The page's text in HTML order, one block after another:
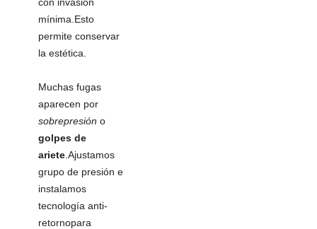
mínima.Esto
permite conservar
la estética.
Muchas fugas
aparecen por
sobrepresión o
golpes de
ariete .Ajustamos
grupo de presión e
instalamos
tecnología anti-
retornopara